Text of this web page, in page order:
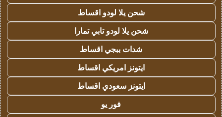
شحن يلا لودو اقساط
شحن يلا لودو تابي تمارا
شدات ببجي اقساط
ايتونز امريكي اقساط
ايتونز سعودي اقساط
فور يو